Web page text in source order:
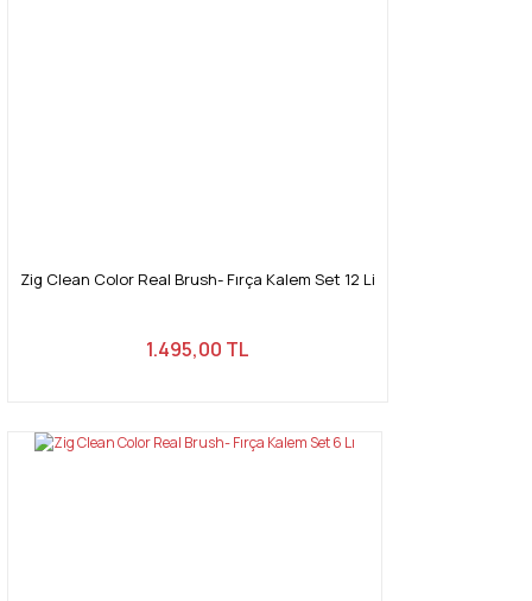
Zig Clean Color Real Brush- Fırça Kalem Set 12 Li
1.495,00 TL